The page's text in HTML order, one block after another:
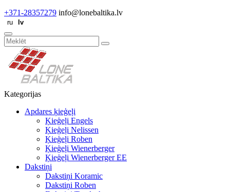
+371-28357279 info@lonebaltika.lv
Kategorijas
Apdares ķieģeļi
Ķieģeļi Engels
Ķieģeļi Nelissen
Ķieģeļi Roben
Ķieģeļi Wienerberger
Ķieģeļi Wienerberger EE
Dakstiņi
Dakstiņi Koramic
Dakstiņi Roben